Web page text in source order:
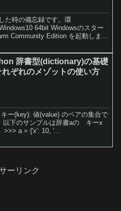
た時の備忘録です。環
64bit Windowsのスター
Community Edition を起動しま
クします。次にプライバシーポリ
れて『Continue』をクリックしま
辞書型(dictionary)の基礎
れぞれのメゾットの使い方
ー(key): 値(value) のペアの集合で
下のサンプルは辞書aの キーx
a = {'x': 10, '...
ーリンク